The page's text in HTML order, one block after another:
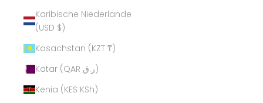
Karibische Niederlande
(USD $)
Kasachstan (KZT ₸)
Katar (QAR ر.ق)
Kenia (KES KSh)